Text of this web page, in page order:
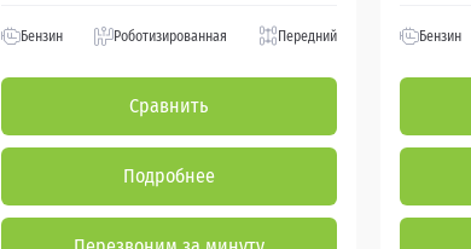
Бензин Роботизированная Передний
Сравнить
Подробнее
Бензин